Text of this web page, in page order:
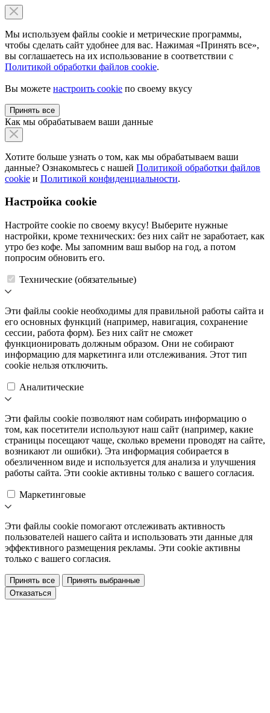
Мы используем файлы cookie и метрические программы,
чтобы сделать сайт удобнее для вас. Нажимая «Принять все»,
вы соглашаетесь на их использование в соответствии с
Политикой обработки файлов cookie.
Вы можете настроить cookie по своему вкусу
Принять все
Как мы обрабатываем ваши данные
Хотите больше узнать о том, как мы обрабатываем ваши
данные? Ознакомьтесь с нашей Политикой обработки файлов
cookie и Политикой конфиденциальности.
Настройка cookie
Настройте cookie по своему вкусу! Выберите нужные
настройки, кроме технических: без них сайт не заработает, как
утро без кофе. Мы запомним ваш выбор на год, а потом
попросим обновить его.
Технические (обязательные)
Эти файлы cookie необходимы для правильной работы сайта и
его основных функций (например, навигация, сохранение
сессии, работа форм). Без них сайт не сможет
функционировать должным образом. Они не собирают
информацию для маркетинга или отслеживания. Этот тип
cookie нельзя отключить.
Аналитические
Эти файлы cookie позволяют нам собирать информацию о
том, как посетители используют наш сайт (например, какие
страницы посещают чаще, сколько времени проводят на сайте,
возникают ли ошибки). Эта информация собирается в
обезличенном виде и используется для анализа и улучшения
работы сайта. Эти cookie активны только с вашего согласия.
Маркетинговые
Эти файлы cookie помогают отслеживать активность
пользователей нашего сайта и использовать эти данные для
эффективного размещения рекламы. Эти cookie активны
только с вашего согласия.
Принять все
Принять выбранные
Отказаться